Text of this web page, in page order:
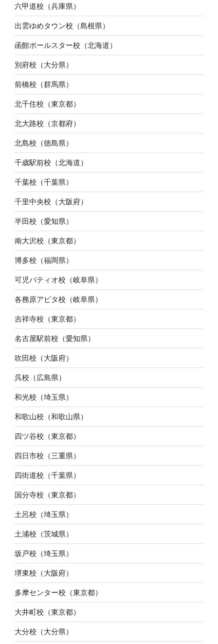
六甲道校（兵庫県）
出雲ゆめタウン校（島根県）
函館ポールスター校（北海道）
別府校（大分県）
前橋校（群馬県）
北千住校（東京都）
北大路校（京都府）
北島校（徳島県）
千歳駅前校（北海道）
千葉校（千葉県）
千里中央校（大阪府）
半田校（愛知県）
南大沢校（東京都）
博多校（福岡県）
可児パティオ校（岐阜県）
各務原アピタ校（岐阜県）
吉祥寺校（東京都）
名古屋駅前校（愛知県）
吹田校（大阪府）
呉校（広島県）
和光校（埼玉県）
和歌山校（和歌山県）
四ツ谷校（東京都）
四日市校（三重県）
四街道校（千葉県）
国分寺校（東京都）
土呂校（埼玉県）
土浦校（茨城県）
坂戸校（埼玉県）
堺東校（大阪府）
多摩センター校（東京都）
大井町校（東京都）
大分校（大分県）